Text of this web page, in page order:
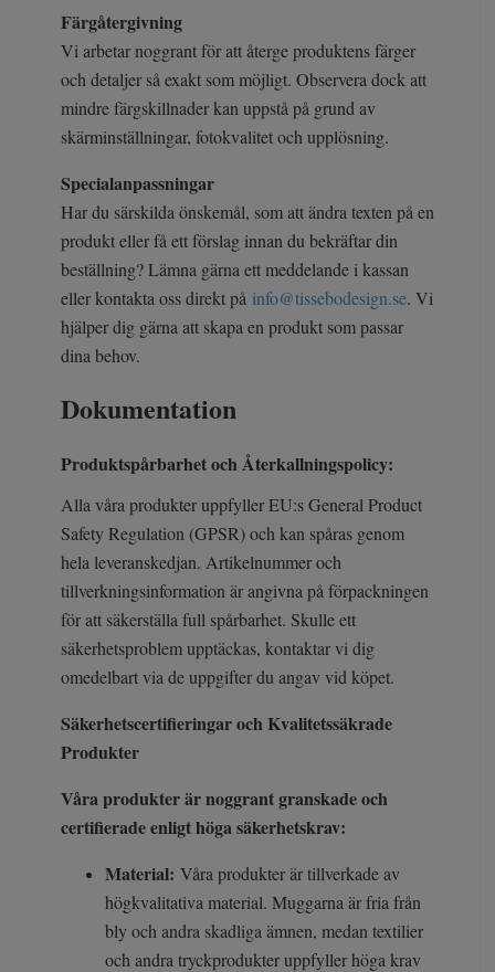
Färgåtergivning
Vi arbetar noggrant för att återge produktens färger
och detaljer så exakt som möjligt. Observera dock att
mindre färgskillnader kan uppstå på grund av
skärminställningar, fotokvalitet och upplösning.
Specialanpassningar
Har du särskilda önskemål, som att ändra texten på en
produkt eller få ett förslag innan du bekräftar din
beställning? Lämna gärna ett meddelande i kassan
eller kontakta oss direkt på info@tissebodesign.se. Vi
hjälper dig gärna att skapa en produkt som passar
dina behov.
Dokumentation
Produktspårbarhet och Återkallningspolicy:
Alla våra produkter uppfyller EU:s General Product
Safety Regulation (GPSR) och kan spåras genom
hela leveranskedjan. Artikelnummer och
tillverkningsinformation är angivna på förpackningen
för att säkerställa full spårbarhet. Skulle ett
säkerhetsproblem upptäckas, kontaktar vi dig
omedelbart via de uppgifter du angav vid köpet.
Säkerhetscertifieringar och Kvalitetssäkrade
Produkter
Våra produkter är noggrant granskade och
certifierade enligt höga säkerhetskrav:
Material: Våra produkter är tillverkade av
högkvalitativa material. Muggarna är fria från
bly och andra skadliga ämnen, medan textilier
och andra tryckprodukter uppfyller höga krav